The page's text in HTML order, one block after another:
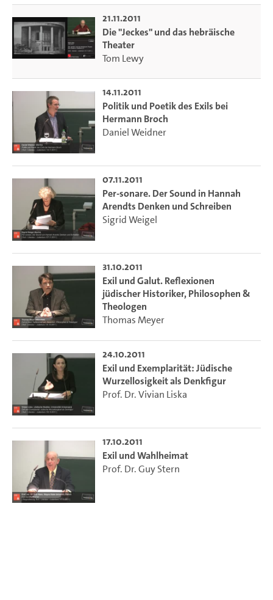
21.11.2011
Die "Jeckes" und das hebräische
Theater
Tom Lewy
14.11.2011
Politik und Poetik des Exils bei
Hermann Broch
Daniel Weidner
07.11.2011
Per-sonare. Der Sound in Hannah
Arendts Denken und Schreiben
Sigrid Weigel
31.10.2011
Exil und Galut. Reflexionen
jüdischer Historiker, Philosophen &
Theologen
Thomas Meyer
24.10.2011
Exil und Exemplarität: Jüdische
Wurzellosigkeit als Denkfigur
Prof. Dr. Vivian Liska
17.10.2011
Exil und Wahlheimat
Prof. Dr. Guy Stern